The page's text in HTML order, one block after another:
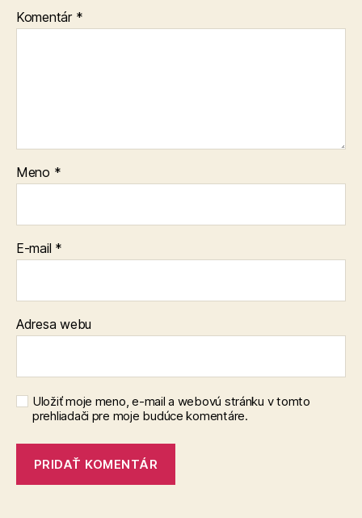
Komentár *
Meno *
E-mail *
Adresa webu
Uložiť moje meno, e-mail a webovú stránku v tomto
prehliadači pre moje budúce komentáre.